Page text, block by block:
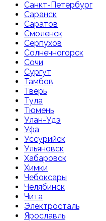
Санкт-Петербург
Саранск
Саратов
Смоленск
Серпухов
Солнечногорск
Сочи
Сургут
Тамбов
Тверь
Тула
Тюмень
Улан-Удэ
Уфа
Уссурийск
Ульяновск
Хабаровск
Химки
Чебоксары
Челябинск
Чита
Электросталь
Ярославль